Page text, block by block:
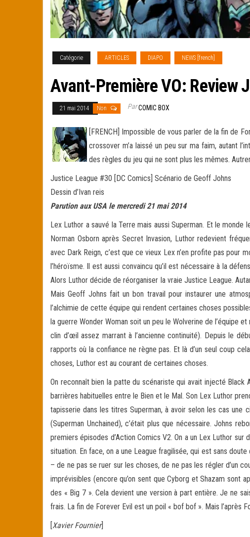
Catégorie ARTICLES DIAPO NEWS [french]
Avant-Première VO: Review
21 mai 2014 Non ParCOMIC BOX
[FRENCH] Impossible de vous parler de la fin de
crossover m’a laissé un peu sur ma faim, autant
des règles du jeu qui ne sont plus les mêmes.
Justice League #30 [DC Comics] Scénario de Geoff Johns
Dessin d’Ivan reis
Parution aux USA le mercredi 21 mai 2014
Lex Luthor a sauvé la Terre mais aussi Superman. Et le monde
Norman Osborn après Secret Invasion, Luthor redevient
avec Dark Reign, c’est que ce vieux Lex n’en profite pas pour
l’héroïsme. Il est aussi convaincu qu’il est nécessaire à la
Alors Luthor décide de réorganiser la vraie Justice League.
Mais Geoff Johns fait un bon travail pour instaurer une
l’alchimie de cette équipe qui rendent certaines choses
la guerre Wonder Woman soit un peu le Wolverine de l’équipe
clin d’œil assez marrant à l’ancienne continuité). Depuis le
rapports où la confiance ne règne pas. Et là d’un seul coup
choses, Luthor est au courant de certaines choses.
On reconnaît bien la patte du scénariste qui avait injecté
barrières habituelles entre le Bien et le Mal. Son Lex Luthor
tapisserie dans les titres Superman, à avoir selon les cas
(Superman Unchained), c’était plus que nécessaire. Johns
premiers épisodes d’Action Comics V2. On a un Lex Luthor
situation. En face, on a une League fragilisée, qui est sans
– de ne pas se ruer sur les choses, de ne pas les régler d’un
imprévisibles (encore qu’on sent que Cyborg et Shazam sont
des « Big 7 ». Cela devient une version à part entière. Je ne
frais. La fin de Forever Evil est un poil « bof bof ». Mais l’après
[Xavier Fournier]